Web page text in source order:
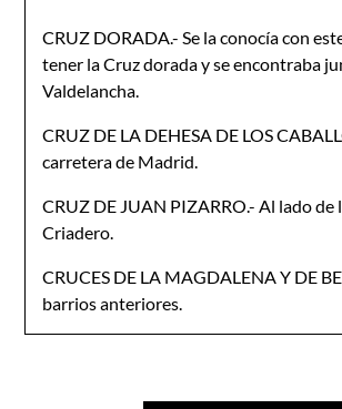
CRUZ DORADA.- Se la conocía con
tener la Cruz dorada y se encontraba
Valdelancha.
CRUZ DE LA DEHESA DE LOS
carretera de Madrid.
CRUZ DE JUAN PIZARRO.- Al lado de
Criadero.
CRUCES DE LA MAGDALENA Y DE
barrios anteriores.